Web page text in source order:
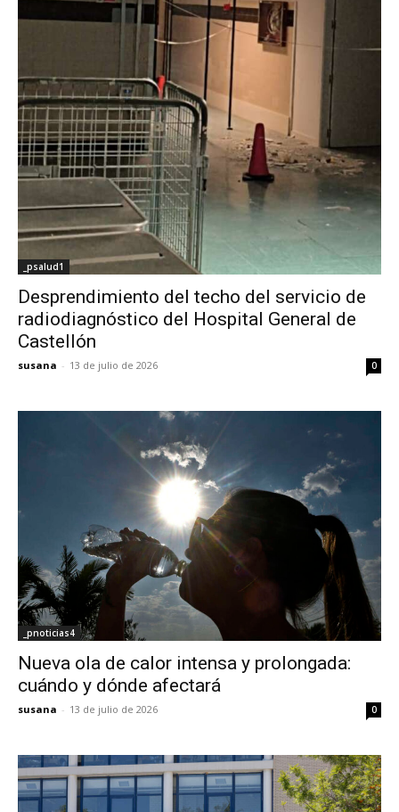
_psalud1
Desprendimiento del techo del servicio de
radiodiagnóstico del Hospital General de
Castellón
susana - 13 de julio de 2026 0
_pnoticias4
Nueva ola de calor intensa y prolongada:
cuándo y dónde afectará
susana - 13 de julio de 2026 0